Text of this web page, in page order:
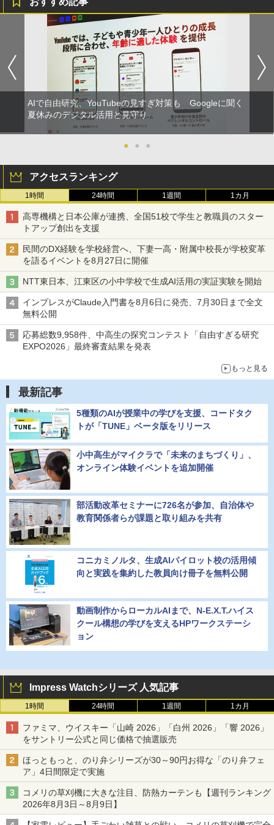
AIで自由研究、YouTubeの見すぎ対策も Googleに聞く
夏休みのデジタル活用と見守り
● ● ●
アクセスランキング
1時間 24時間 1週間 1カ月
高専機構と日本公庫が連携、全国51校で学生と教職員のスター
トアップ創出を支援
民間のDX経験を学校経営へ、下妻一高・附属中校長が学校変革
を語るイベントを8月27日に開催
NTT東日本、江東区の小中学校で生成AI活用の実証実験を開始
インプレスがClaude入門書を8月6日に発売、7月30日まで全文
無料公開
応募総数9,958件、中高生の探究コンテスト「自由すぎる研究
EXPO2026」最終審査結果を発表
もっと見る
最新記事
5種類のAIが授業中の学びを支援、コードタク
トが「TUNE」ベータ版をリリース
小中高生がマイクラで「未来のまちづくり」、
オンライン体験イベントを追加開催
部活動改革セミナーに726名が参加、自治体や
教育関係者らが課題と取り組みを共有
コニカミノルタ、生成AIパイロット校の活用傾
向と実践を集約した教員向け冊子を無料公開
動画制作からローカルAIまで、N-E.X.T.ハイス
クール構想の学びを支えるHPワークステーシ
ョン
Impress Watchシリーズ 人気記事
1時間 24時間 1週間 1カ月
ファミマ、ウイスキー「山崎 2026」「白州 2026」「響 2026」
をサントリー公式と同じ価格で抽選販売
ほっともっと、のり弁シリーズが30～90円お得な「のり弁フェ
ア」4日間限定で実施
コメリの草刈機に大きな注目、防熱カーテンも【週刊ランキング
2026年8月3日～8月9日】